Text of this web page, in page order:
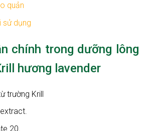
quản
sử dụng
chính trong dưỡng lông
hương lavender
trường Krill
20.